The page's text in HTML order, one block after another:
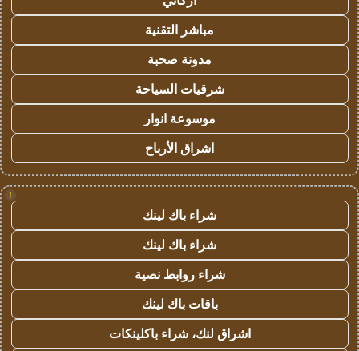
مباشر التقنية
مدونة صحبة
شرقيات السياحة
موسوعة انوار
اشراق الأرباح
!
شراء باك لينك
شراء باك لينك
شراء روابط نصية
باقات باك لينك
اشراق لنك، شراء باكلينكات